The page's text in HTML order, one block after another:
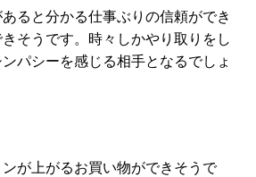
ると分かる仕事ぶりの信頼ができ
そうです。時々しかやり取りをし
パシーを感じる相手となるでしょ
が上がるお買い物ができそうで